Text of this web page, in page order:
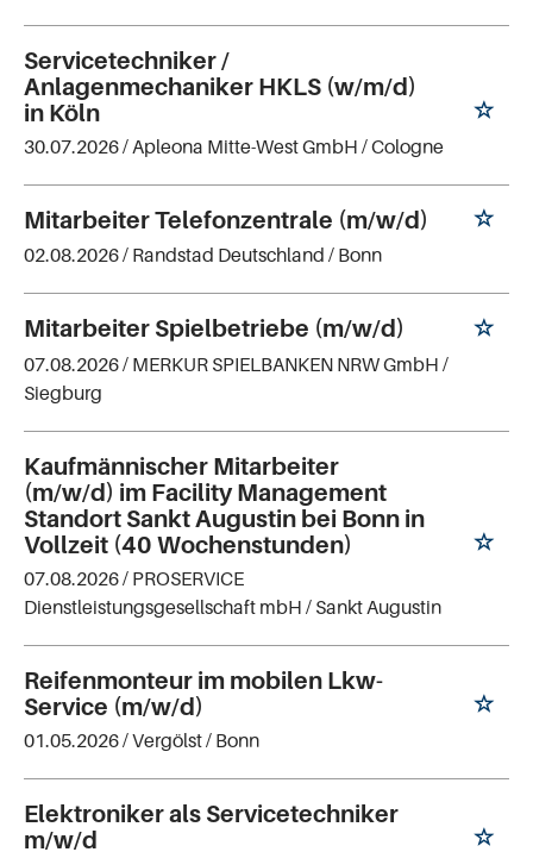
Servicetechniker /
Anlagenmechaniker HKLS (w/m/d)
in Köln
30.07.2026 / Apleona Mitte-West GmbH / Cologne
Mitarbeiter Telefonzentrale (m/w/d)
02.08.2026 / Randstad Deutschland / Bonn
Mitarbeiter Spielbetriebe (m/w/d)
07.08.2026 / MERKUR SPIELBANKEN NRW GmbH /
Siegburg
Kaufmännischer Mitarbeiter
(m/w/d) im Facility Management
Standort Sankt Augustin bei Bonn in
Vollzeit (40 Wochenstunden)
07.08.2026 / PROSERVICE
Dienstleistungsgesellschaft mbH / Sankt Augustin
Reifenmonteur im mobilen Lkw-
Service (m/w/d)
01.05.2026 /Vergölst/ Bonn
Elektroniker als Servicetechniker
m/w/d